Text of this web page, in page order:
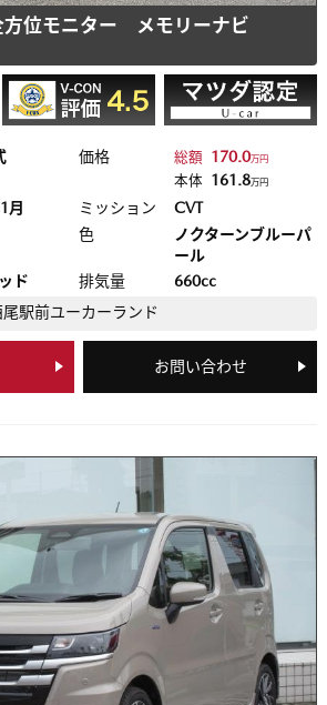
位モニター メモリーナビ
価格 総額 170.0万円
本体 161.8万円
月 ミッション
CVT
色
ノクターンブルーパ
ール
ド 排気量
660cc
尾駅前ユーカーランド
お問い合わせ